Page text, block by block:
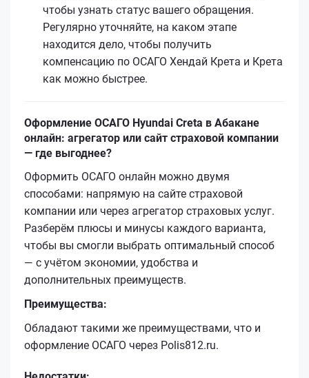
чтобы узнать статус вашего обращения.
Регулярно уточняйте, на каком этапе
находится дело, чтобы получить
компенсацию по ОСАГО Хендай Кретa и Кретa
как можно быстрее.
Оформление ОСАГО Hyundai Creta в Абакане
онлайн: агрегатор или сайт страховой компании
— где выгоднее?
Оформить ОСАГО онлайн можно двумя
способами: напрямую на сайте страховой
компании или через агрегатор страховых услуг.
Разберём плюсы и минусы каждого варианта,
чтобы вы смогли выбрать оптимальный способ
— с учётом экономии, удобства и
дополнительных преимуществ.
Преимущества:
Обладают такими же преимуществами, что и
оформление ОСАГО через Polis812.ru.